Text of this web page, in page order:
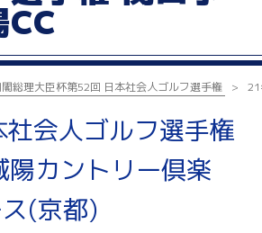
閣総理大臣杯第52回 日本社会人ゴルフ選手権
会人ゴルフ選手権
陽カントリー倶楽
(京都)